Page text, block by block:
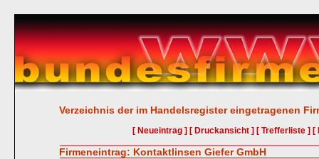
Verzeichnis der im Handelsregister eingetragenen
[ Neueintrag ] [ Druckansicht ] [ Trefferliste ] [
Firmeneintrag: Kontaktlinsen Giefer GmbH